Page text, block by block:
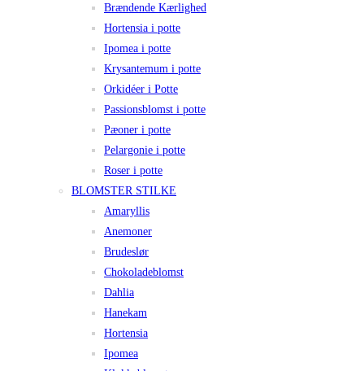
Brændende Kærlighed
Hortensia i potte
Ipomea i potte
Krysantemum i potte
Orkidéer i Potte
Passionsblomst i potte
Pæoner i potte
Pelargonie i potte
Roser i potte
BLOMSTER STILKE
Amaryllis
Anemoner
Brudeslør
Chokoladeblomst
Dahlia
Hanekam
Hortensia
Ipomea